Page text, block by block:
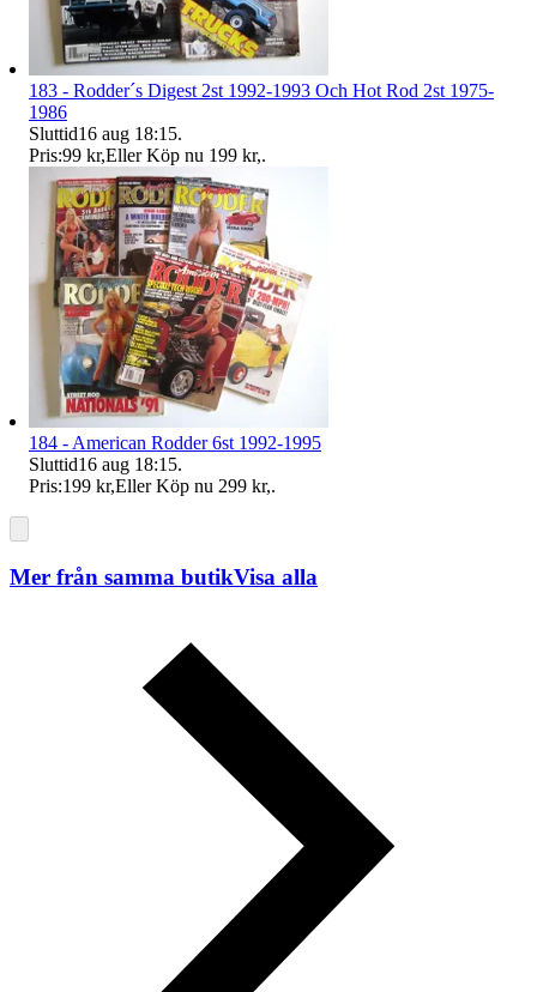
183 - Rodder´s Digest 2st 1992-1993 Och Hot Rod 2st 1975-
1986
Sluttid16 aug 18:15.
Pris:99 kr,Eller Köp nu 199 kr,.
184 - American Rodder 6st 1992-1995
Sluttid16 aug 18:15.
Pris:199 kr,Eller Köp nu 299 kr,.
Mer från samma butikVisa alla